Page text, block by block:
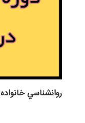
روانشناسي خانواده